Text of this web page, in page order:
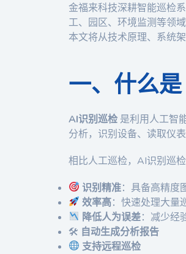
金福来科技深耕智能巡检
工、园区、环境监测等领域
本文将从技术原理、系统
一、什么是
AI识别巡检 是利用人工智
分析，识别设备、读取仪
相比人工巡检，AI识别巡检
识别精准：具备高精度
效率高：快速处理大量
降低人为误差：减少经
🛠 自动生成分析报告
支持远程巡检